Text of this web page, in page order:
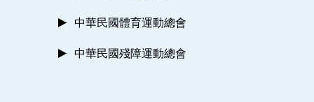
中華民國體育運動總會
中華民國殘障運動總會